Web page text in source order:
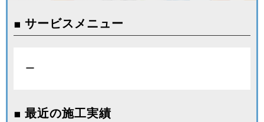
■ サービスメニュー
ー
■ 最近の施工実績